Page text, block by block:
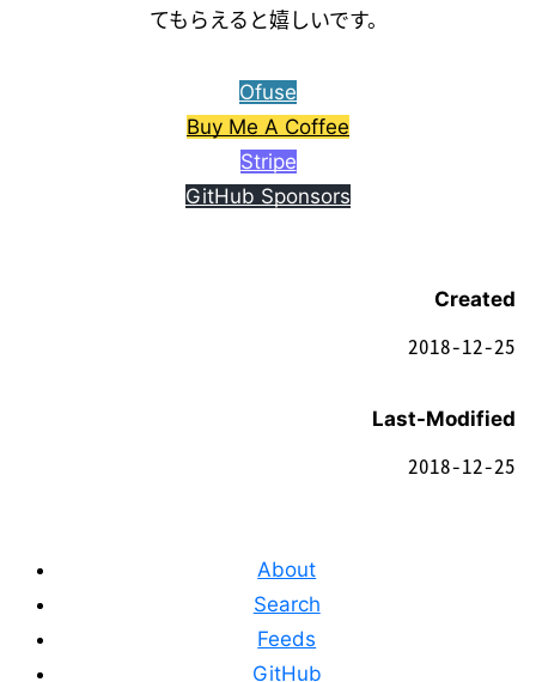
てもらえると嬉しいです。
Ofuse
Buy Me A Coffee
Stripe
GitHub Sponsors
Created
2018-12-25
Last-Modified
2018-12-25
About
Search
Feeds
GitHub